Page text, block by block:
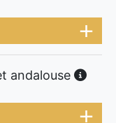
andalouse